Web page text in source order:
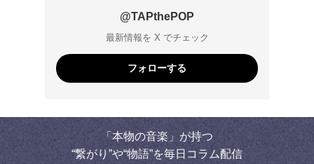
@TAPthePOP
最新情報を X でチェック
フォローする
「本物の音楽」が持つ
“繋がり”や“物語”を毎日コラム配信